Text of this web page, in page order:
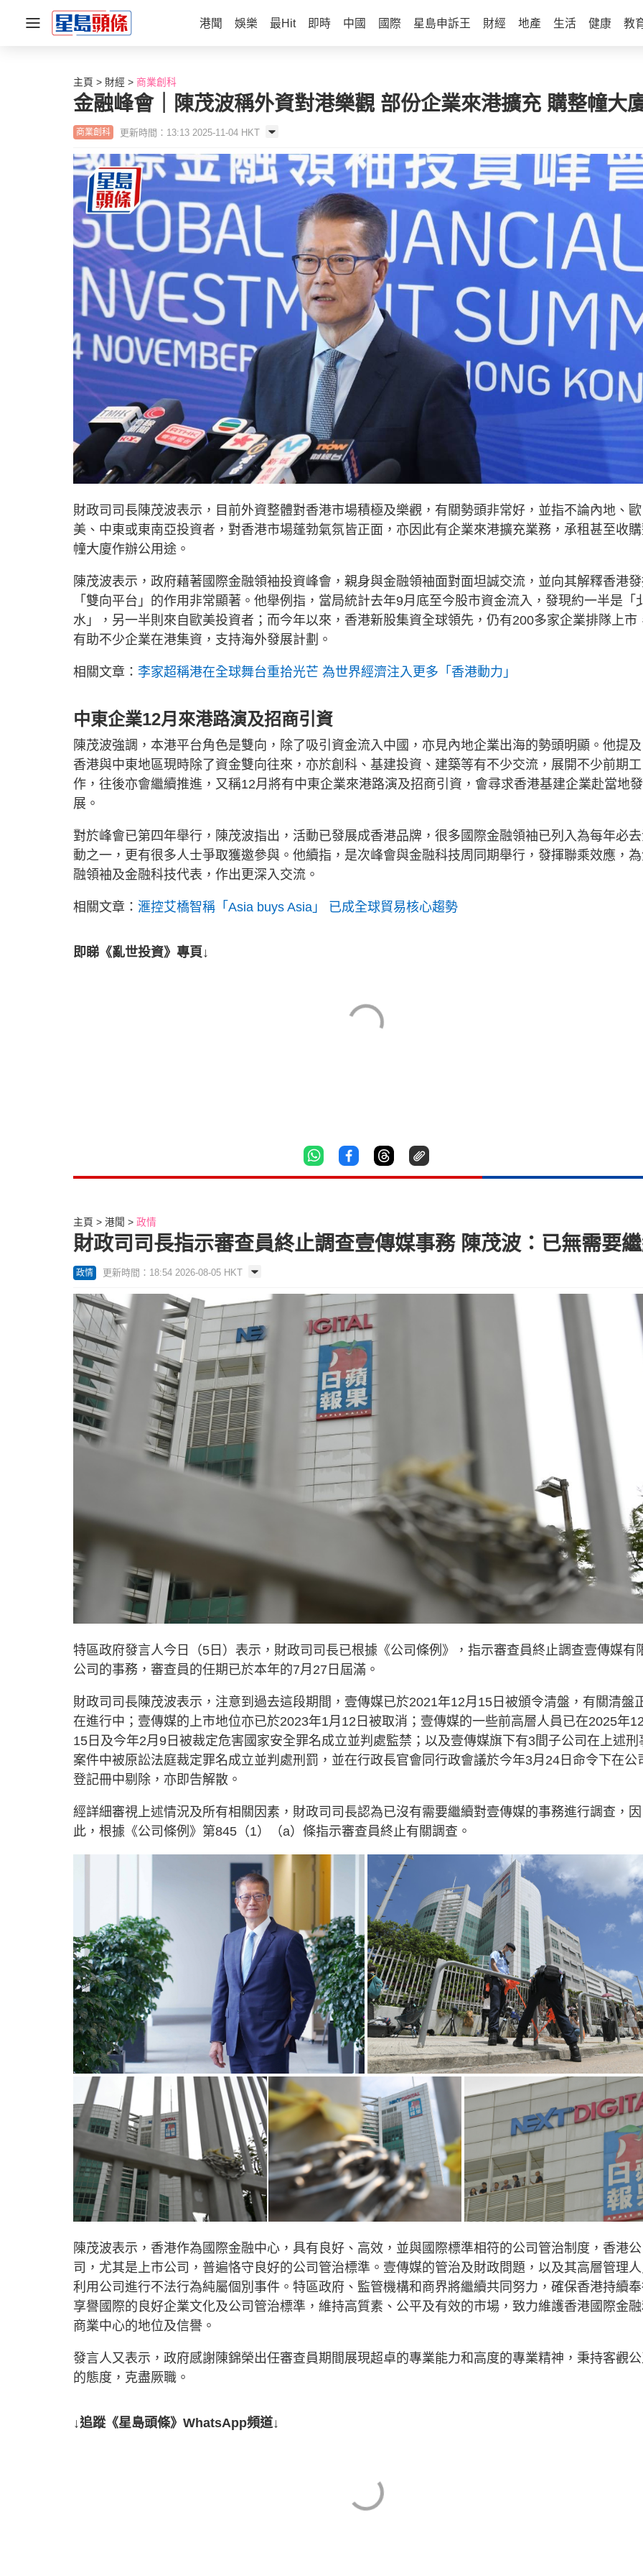
港聞 娛樂 最Hit 即時 中國 國際 星島申訴王 財經 地產 生活 健康 教
主頁 財經 商業創科
金融峰會｜陳茂波稱外資對港樂觀 部份企業來港擴充 購整幢大
商業創科 更新時間：13:13 2025-11-04 HKT
財政司司長陳茂波表示，目前外資整體對香港市場積極及樂觀，有關勢頭非常好，並指不論內地、歐
美、中東或東南亞投資者，對香港市場蓬勃氣氛皆正面，亦因此有企業來港擴充業務，承租甚至收
幢大廈作辦公用途。
陳茂波表示，政府藉著國際金融領袖投資峰會，親身與金融領袖面對面坦誠交流，並向其解釋香港
「雙向平台」的作用非常顯著。他舉例指，當局統計去年9月底至今股市資金流入，發現約一半是「
水」，另一半則來自歐美投資者；而今年以來，香港新股集資全球領先，仍有200多家企業排隊上市
有助不少企業在港集資，支持海外發展計劃。
相關文章： 李家超稱港在全球舞台重拾光芒 為世界經濟注入更多「香港動力」
中東企業12月來港路演及招商引資
陳茂波強調，本港平台角色是雙向，除了吸引資金流入中國，亦見內地企業出海的勢頭明顯。他提
香港與中東地區現時除了資金雙向往來，亦於創科、基建投資、建築等有不少交流，展開不少前期工
作，往後亦會繼續推進，又稱12月將有中東企業來港路演及招商引資，會尋求香港基建企業赴當地發
展。
對於峰會已第四年舉行，陳茂波指出，活動已發展成香港品牌，很多國際金融領袖已列入為每年必
動之一，更有很多人士爭取獲邀參與。他續指，是次峰會與金融科技周同期舉行，發揮聯乘效應，
融領袖及金融科技代表，作出更深入交流。
相關文章： 滙控艾橋智稱「Asia buys Asia」 已成全球貿易核心趨勢
即睇《亂世投資》專頁↓
主頁 港聞 政情
財政司司長指示審查員終止調查壹傳媒事務 陳茂波：已無需要
政情 更新時間：18:54 2026-08-05 HKT
特區政府發言人今日（5日）表示，財政司司長已根據《公司條例》，指示審查員終止調查壹傳媒有
公司的事務，審查員的任期已於本年的7月27日屆滿。
財政司司長陳茂波表示，注意到過去這段期間，壹傳媒已於2021年12月15日被頒令清盤，有關清盤
在進行中；壹傳媒的上市地位亦已於2023年1月12日被取消；壹傳媒的一些前高層人員已在2025年
15日及今年2月9日被裁定危害國家安全罪名成立並判處監禁；以及壹傳媒旗下有3間子公司在上述刑
案件中被原訟法庭裁定罪名成立並判處刑罰，並在行政長官會同行政會議於今年3月24日命令下在公
登記冊中剔除，亦即告解散。
經詳細審視上述情況及所有相關因素，財政司司長認為已沒有需要繼續對壹傳媒的事務進行調查，因
此，根據《公司條例》第845（1）（a）條指示審查員終止有關調查。
陳茂波表示，香港作為國際金融中心，具有良好、高效，並與國際標準相符的公司管治制度，香港公
司，尤其是上市公司，普遍恪守良好的公司管治標準。壹傳媒的管治及財政問題，以及其高層管理
利用公司進行不法行為純屬個別事件。特區政府、監管機構和商界將繼續共同努力，確保香港持續
享譽國際的良好企業文化及公司管治標準，維持高質素、公平及有效的市場，致力維護香港國際金
商業中心的地位及信譽。
發言人又表示，政府感謝陳錦榮出任審查員期間展現超卓的專業能力和高度的專業精神，秉持客觀
的態度，克盡厥職。
↓追蹤《星島頭條》WhatsApp頻道↓